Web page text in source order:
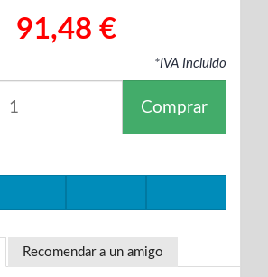
91,48 €
*IVA Incluido
Comprar
Recomendar a un amigo